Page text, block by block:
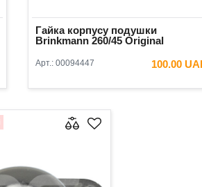
Гайка корпусу подушки
Brinkmann 260/45 Original
Арт.: 00094447 100.00
В КОШИК